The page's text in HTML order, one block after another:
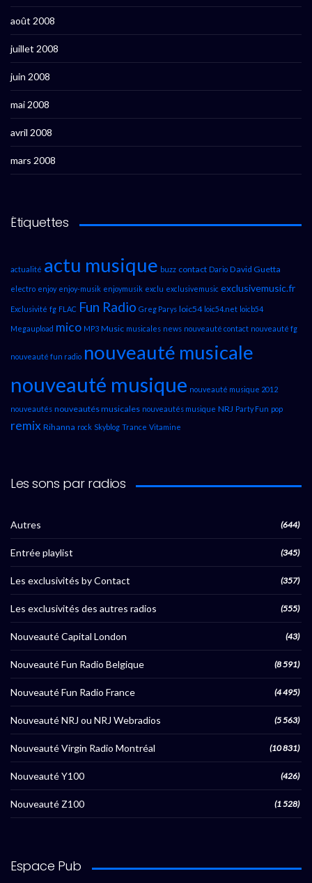
août 2008
juillet 2008
juin 2008
mai 2008
avril 2008
mars 2008
Étiquettes
actualité actu musique buzz contact Dario David Guetta
electro enjoy enjoy-musik enjoymusik exclu exclusivemusic exclusivemusic.fr
Exclusivité fg FLAC Fun Radio Greg Parys loic54 loic54.net loicb54
Megaupload mico MP3 Music musicales news nouveauté contact nouveauté fg
nouveauté fun radio nouveauté musicale
nouveauté musique nouveauté musique 2012
nouveautés nouveautés musicales nouveautés musique NRJ Party Fun pop
remix Rihanna rock Skyblog Trance Vitamine
Les sons par radios
Autres (644)
Entrée playlist (345)
Les exclusivités by Contact (357)
Les exclusivités des autres radios (555)
Nouveauté Capital London (43)
Nouveauté Fun Radio Belgique (8 591)
Nouveauté Fun Radio France (4 495)
Nouveauté NRJ ou NRJ Webradios (5 563)
Nouveauté Virgin Radio Montréal (10 831)
Nouveauté Y100 (426)
Nouveauté Z100 (1 528)
Espace Pub